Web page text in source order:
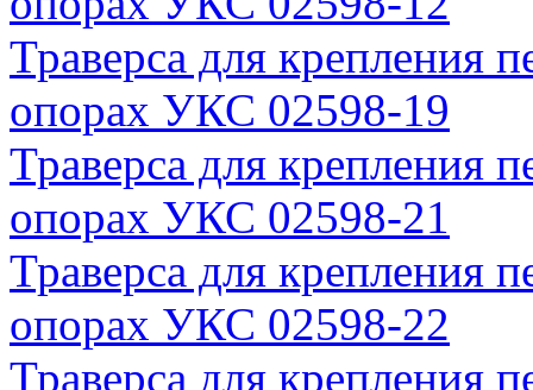
Траверса для крепления
опорах УКС 02598-19
Траверса для крепления
опорах УКС 02598-21
Траверса для крепления
опорах УКС 02598-22
Траверса для крепления